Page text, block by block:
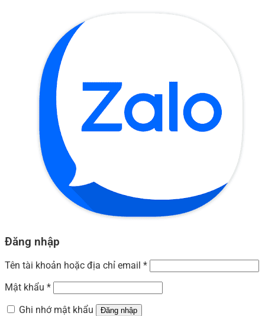
Đăng nhập
Tên tài khoản hoặc địa chỉ email *
Mật khẩu *
Ghi nhớ mật khẩu
Đăng nhập